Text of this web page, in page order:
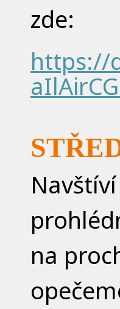
zde:
https://
na